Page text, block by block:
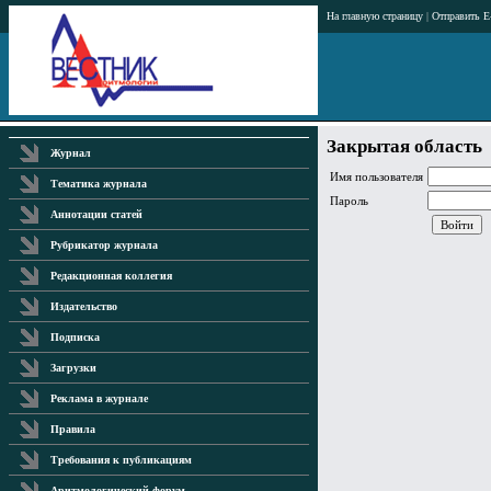
На главную страницу | Отправить
Журнал
Тематика журнала
Аннотации статей
Рубрикатор журнала
Редакционная коллегия
Издательство
Подписка
Загрузки
Реклама в журнале
Правила
Требования к публикациям
Закрытая область
Имя пользователя
Пароль